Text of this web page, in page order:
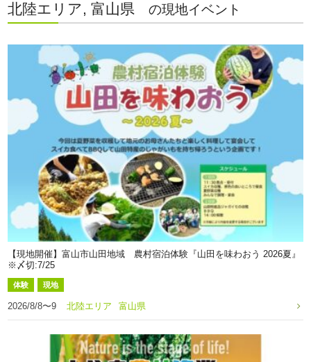
北陸エリア, 富山県 の現地イベント
【現地開催】富山市山田地域 農村宿泊体験『山田を味わおう 2026夏』
※〆切:7/25
体験 現地
2026/8/8〜9 北陸エリア 富山県